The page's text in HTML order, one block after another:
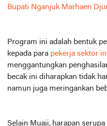
Bupati Nganjuk Marhaen
Program ini adalah bentuk
kepada para pekerja sektor
menggantungkan
becak ini diharapkan tidak
namun juga meringankan
Selain Muaji, harapan